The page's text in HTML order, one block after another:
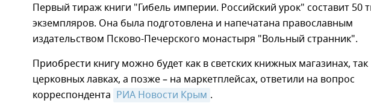
Первый тираж книги "Гибель империи. Российский урок" составит 50
экземпляров. Она была подготовлена и напечатана православным
издательством Псково-Печерского монастыря "Вольный странник".
Приобрести книгу можно будет как в светских книжных магазинах, так
церковных лавках, а позже – на маркетплейсах, ответили на вопрос
корреспондента РИА Новости Крым .